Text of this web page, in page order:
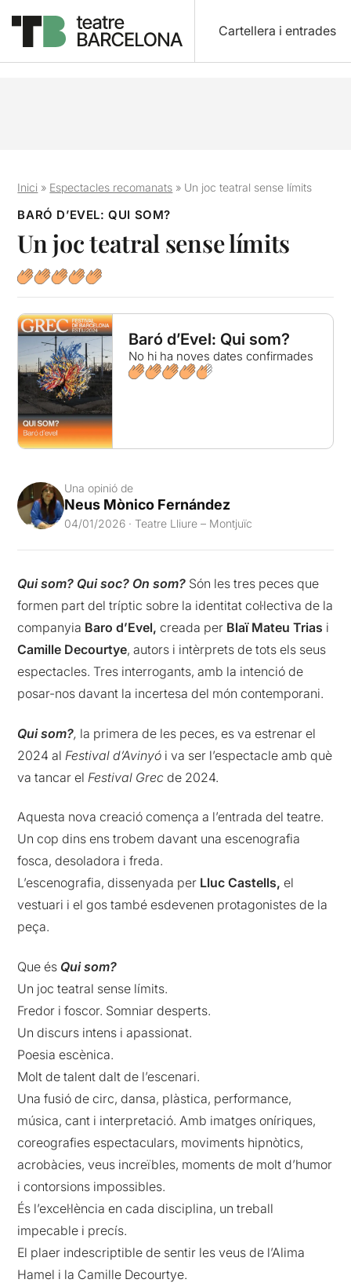
Cartellera i entrades
Inici » Espectacles recomanats » Un joc teatral sense límits
BARÓ D’EVEL: QUI SOM?
Un joc teatral sense límits
Baró d’Evel: Qui som?
No hi ha noves dates confirmades
Una opinió de
Neus Mònico Fernández
04/01/2026 · Teatre Lliure – Montjuïc
Qui som? Qui soc? On som? Són les tres peces que
formen part del tríptic sobre la identitat col·lectiva de la
companyia Baro d’Evel,creada per Blaï Mateu Trias i
Camille Decourtye, autors i intèrprets de tots els seus
espectacles. Tres interrogants, amb la intenció de
posar-nos davant la incertesa del món contemporani.
Qui som?, la primera de les peces, es va estrenar el
2024 al Festival d’Avinyó i va ser l’espectacle amb què
va tancar el Festival Grec de 2024.
Aquesta nova creació comença a l’entrada del teatre.
Un cop dins ens trobem davant una escenografia
fosca, desoladora i freda.
L’escenografia, dissenyada per Lluc Castells, el
vestuari i el gos també esdevenen protagonistes de la
peça.
Que és Qui som?
Un joc teatral sense límits.
Fredor i foscor. Somniar desperts.
Un discurs intens i apassionat.
Poesia escènica.
Molt de talent dalt de l’escenari.
Una fusió de circ, dansa, plàstica, performance,
música, cant i interpretació. Amb imatges oníriques,
coreografies espectaculars, moviments hipnòtics,
acrobàcies, veus increïbles, moments de molt d’humor
i contorsions impossibles.
És l’excel·lència en cada disciplina, un treball
impecable i precís.
El plaer indescriptible de sentir les veus de l’Alima
Hamel i la Camille Decourtye.